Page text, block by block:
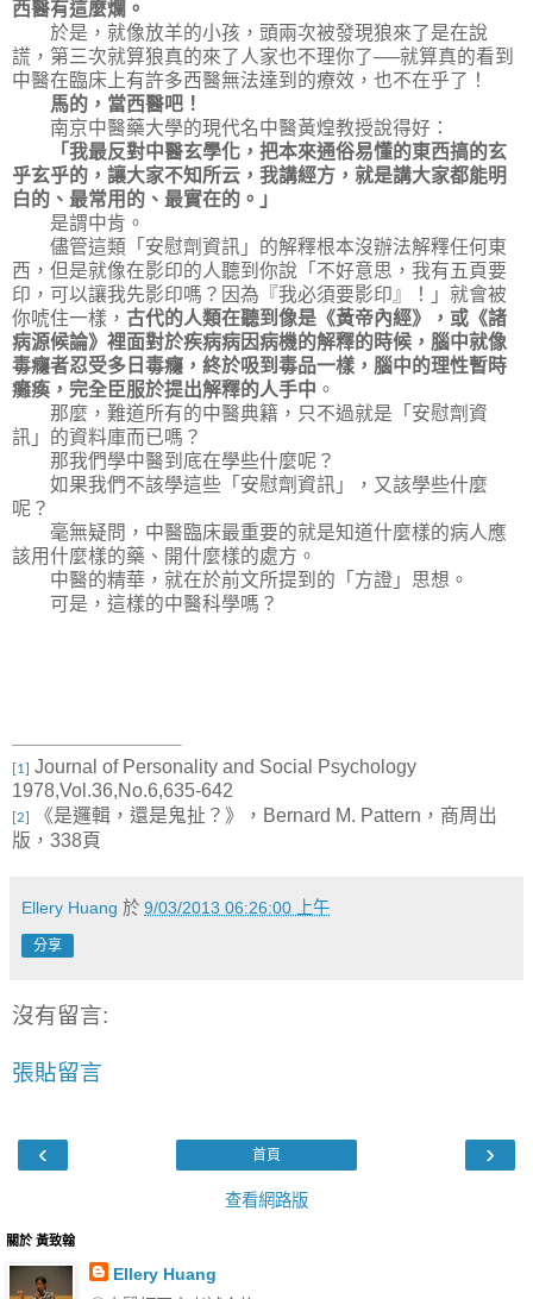
西醫有這麼爛。
於是，就像放羊的小孩，頭兩次被發現狼來了是在說
謊，第三次就算狼真的來了人家也不理你了──就算真的看到
中醫在臨床上有許多西醫無法達到的療效，也不在乎了！
馬的，當西醫吧！
南京中醫藥大學的現代名中醫黃煌教授說得好：
「我最反對中醫玄學化，把本來通俗易懂的東西搞的玄
乎玄乎的，讓大家不知所云，我講經方，就是講大家都能明
白的、最常用的、最實在的。」
是謂中肯。
儘管這類「安慰劑資訊」的解釋根本沒辦法解釋任何東
西，但是就像在影印的人聽到你說「不好意思，我有五頁要
印，可以讓我先影印嗎？因為『我必須要影印』！」就會被
你唬住一樣， 古代的人類在聽到像是《黃帝內經》，或《諸
病源候論》裡面對於疾病病因病機的解釋的時候，腦中就像
毒癮者忍受多日毒癮，終於吸到毒品一樣，腦中的理性暫時
癱瘓，完全臣服於提出解釋的人手中 。
那麼，難道所有的中醫典籍，只不過就是「安慰劑資
訊」的資料庫而已嗎？
那我們學中醫到底在學些什麼呢？
如果我們不該學這些「安慰劑資訊」，又該學些什麼
呢？
毫無疑問，中醫臨床最重要的就是知道什麼樣的病人應
該用什麼樣的藥、開什麼樣的處方。
中醫的精華，就在於前文所提到的「方證」思想。
可是，這樣的中醫科學嗎？
[1] Journal of Personality and Social Psychology
1978,Vol.36,No.6,635-642
[2] 《是邏輯，還是鬼扯？》， Bernard M. Pattern ，商周出
版， 338頁
Ellery Huang 於 9/03/2013 06:26:00 上午
分享
沒有留言:
張貼留言
‹ ›
首頁
查看網路版
關於 黃致翰
Ellery Huang